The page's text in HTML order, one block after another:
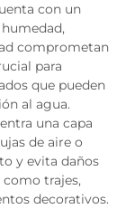
con un
comprometan
para
que pueden
al agua.
una capa
de aire o
y evita daños
trajes,
decorativos.